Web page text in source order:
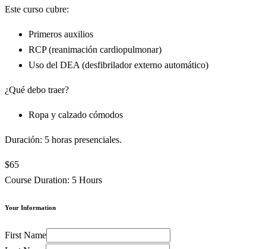
Este curso cubre:
Primeros auxilios
RCP (reanimación cardiopulmonar)
Uso del DEA (desfibrilador externo automático)
¿Qué debo traer?
Ropa y calzado cómodos
Duración: 5 horas presenciales.
$65
Course Duration: 5 Hours
Your Information
First Name